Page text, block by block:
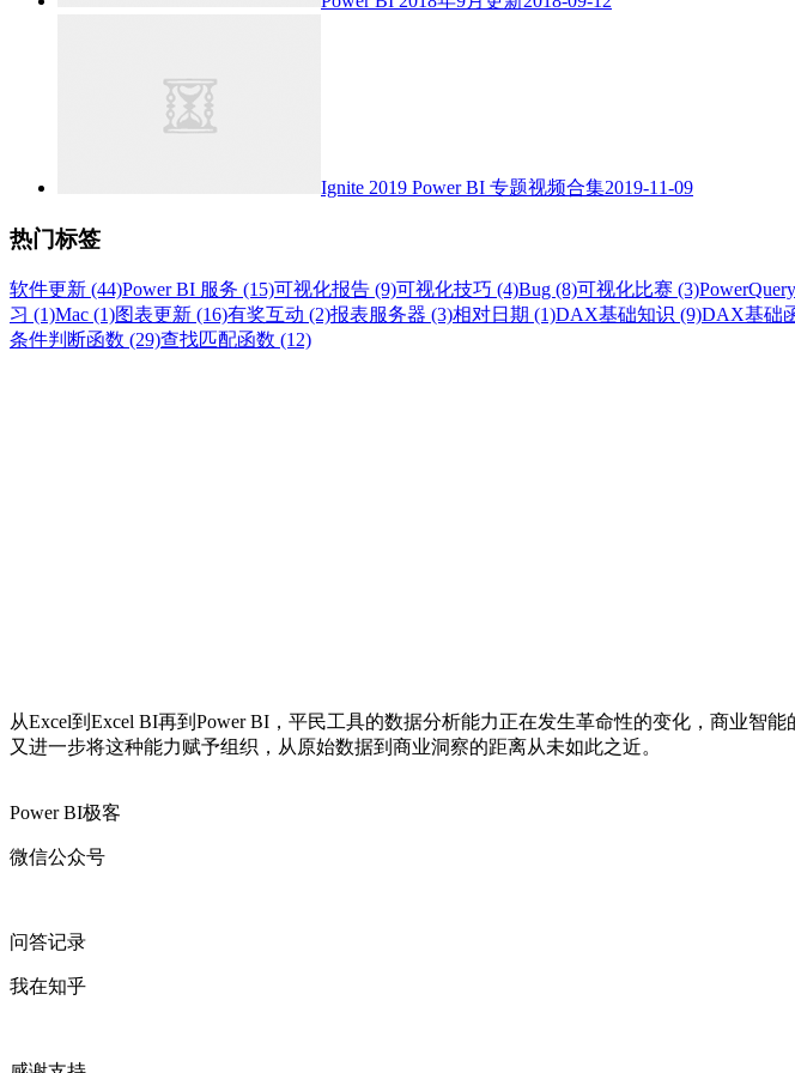
Ignite 2019 Power BI 专题视频合集2019-11-09
热门标签
软件更新 (44)Power BI 服务 (15)可视化报告 (9)可视化技巧 (4)Bug (8)可视化比赛 (3)
习 (1)Mac (1)图表更新 (16)有奖互动 (2)报表服务器 (3)相对日期 (1)DAX基础知识 (9)DAX基础
条件判断函数 (29)查找匹配函数 (12)
从Excel到Excel BI再到Power BI，平民工具的数据分析能力正在发生革命性的变化，商业智
又进一步将这种能力赋予组织，从原始数据到商业洞察的距离从未如此之近。
Power BI极客
微信公众号
问答记录
我在知乎